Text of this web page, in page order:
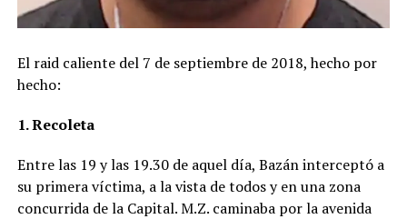
El raid caliente del 7 de septiembre de 2018, hecho por
hecho:
1. Recoleta
Entre las 19 y las 19.30 de aquel día, Bazán interceptó a
su primera víctima, a la vista de todos y en una zona
concurrida de la Capital. M.Z. caminaba por la avenida